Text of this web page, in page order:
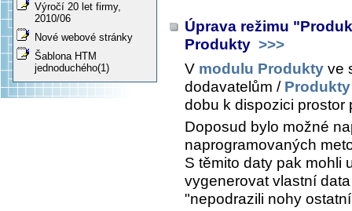
Výročí 20 let firmy,
2010/06
Nové webové stránky
Šablona HTM
jednoduchého(1)
Úprava režimu
Produkty >>>
V modulu Produkty ve
dodavatelům /
dobu k dispozici
Doposud bylo možné
naprogramovaných
S těmito daty pak mohli
vygenerovat vlastní
"nepodrazili nohy